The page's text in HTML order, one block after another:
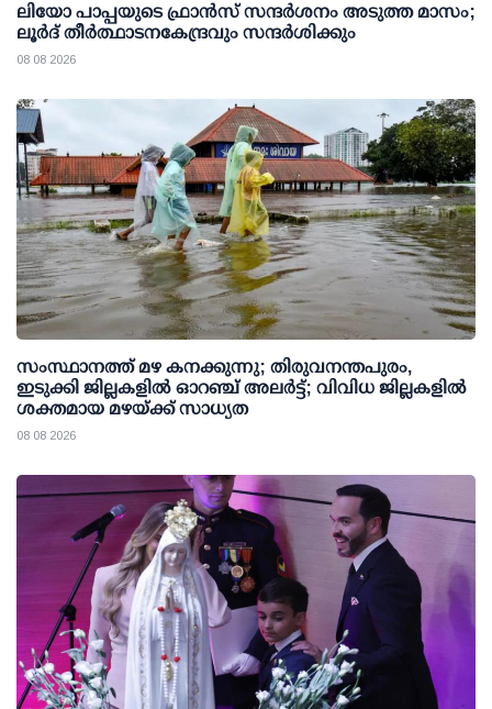
ലിയോ പാപ്പയുടെ ഫ്രാൻസ് സന്ദർശനം അടുത്ത മാസം;
ലൂർദ് തീർത്ഥാടനകേന്ദ്രവും സന്ദർശിക്കും
08 08 2026
സംസ്ഥാനത്ത് മഴ കനക്കുന്നു; തിരുവനന്തപുരം,
ഇടുക്കി ജില്ലകളിൽ ഓറഞ്ച് അലർട്ട്; വിവിധ ജില്ലകളിൽ
ശക്തമായ മഴയ്ക്ക് സാധ്യത
08 08 2026